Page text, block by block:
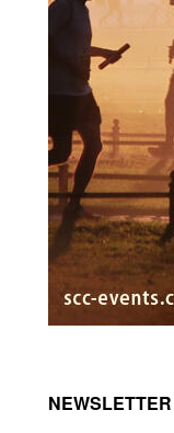
NEWSLETTER